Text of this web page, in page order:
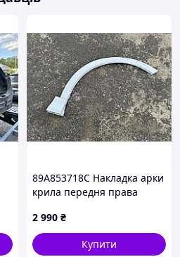
89A853718C Накладка арки
крила передня права
(дефект на фото) Audi Q4 E-
Tron Premium Plus 55 S
Line
2 990 ₴
Купити